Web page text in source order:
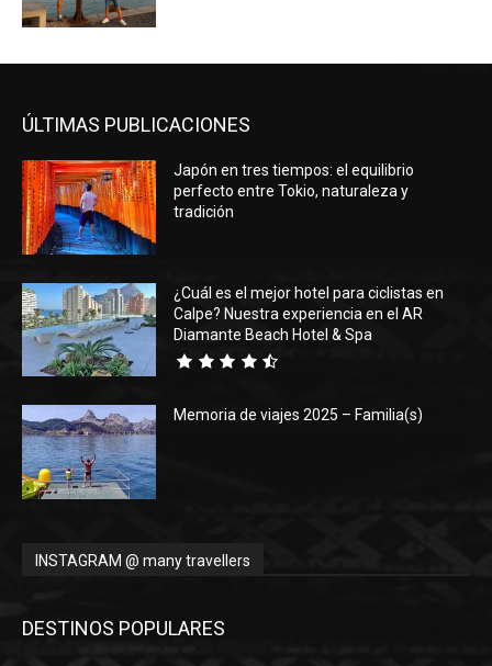
ÚLTIMAS PUBLICACIONES
Japón en tres tiempos: el equilibrio
perfecto entre Tokio, naturaleza y
tradición
¿Cuál es el mejor hotel para ciclistas en
Calpe? Nuestra experiencia en el AR
Diamante Beach Hotel & Spa
Memoria de viajes 2025 – Familia(s)
INSTAGRAM @ many travellers
DESTINOS POPULARES